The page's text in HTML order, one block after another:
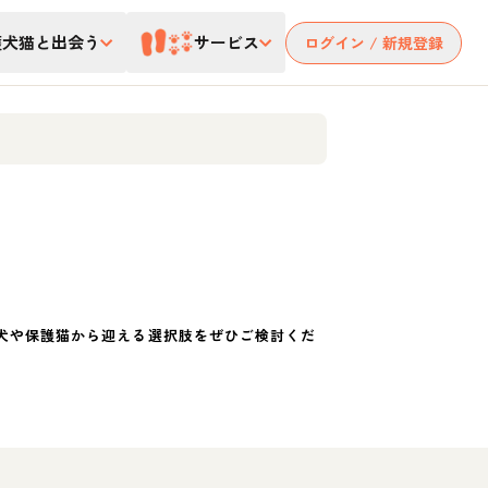
猫と出会う サービス ログイン / 新規登録
保護猫から迎える選択肢をぜひご検討くだ